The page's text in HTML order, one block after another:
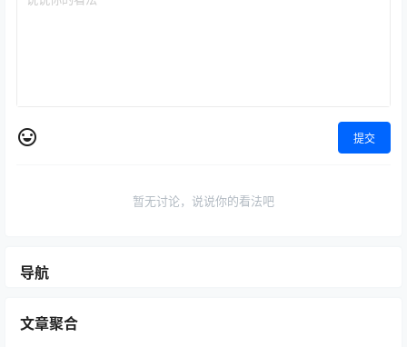
提交
暂无讨论，说说你的看法吧
导航
文章聚合